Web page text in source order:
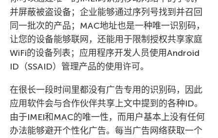
并屏蔽被盗设备；企业能够通过序列号找到并召回
同一批次的产品；MAC地址也是一种唯一识别码，
让您的设备能够联网，还能用于限制授权共享家庭
WiFi的设备列表；应用程序开发人员使用Android
ID（SSAID）管理产品的使用许可。
在很长一段时间里都没有广告专用的识别码，因此
应用软件会与合作伙伴共享上文中提到的各种ID。
由于IMEI和MAC的唯一性，而用户基本上没有任何
办法能够避开个性化广告。每当广告网络获取一个